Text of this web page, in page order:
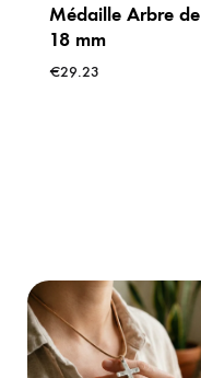
Médaille Arbre
18 mm
€29.23